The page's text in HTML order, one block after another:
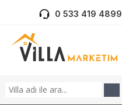
0 533 419 4899